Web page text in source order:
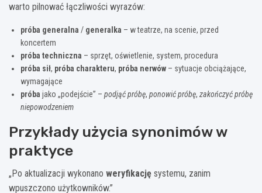
warto pilnować łączliwości wyrazów:
próba generalna / generalka – w teatrze, na scenie, przed
koncertem
próba techniczna – sprzęt, oświetlenie, system, procedura
próba sił, próba charakteru, próba nerwów – sytuacje obciążające,
wymagające
próba jako „podejście” – podjąć próbę, ponowić próbę, zakończyć próbę
niepowodzeniem
Przykłady użycia synonimów w
praktyce
„Po aktualizacji wykonano weryfikację systemu, zanim
wpuszczono użytkowników.”